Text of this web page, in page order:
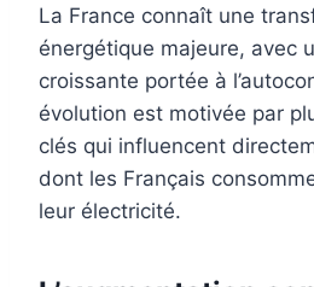
La France connaît une
énergétique majeure, avec
croissante portée à
évolution est motivée par
clés qui influencent
dont les Français
leur électricité.